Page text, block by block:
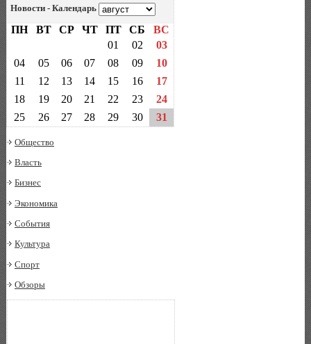
Новости - Календарь
ПН ВТ СР ЧТ ПТ СБ
ВС
01
02
03
04
05 06 07 08 09
10
11
12 13 14 15 16
17
18
19 20 21 22 23
24
25
26 27 28 29 30 31
Общество
Власть
Бизнес
Экономика
События
Культура
Спорт
Обзоры